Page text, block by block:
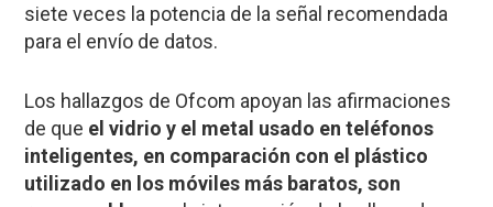
siete veces la potencia de la señal recomendada
para el envío de datos.
Los hallazgos de Ofcom apoyan las afirmaciones
de que el vidrio y el metal usado en teléfonos
inteligentes, en comparación con el plástico
utilizado en los móviles más baratos, son